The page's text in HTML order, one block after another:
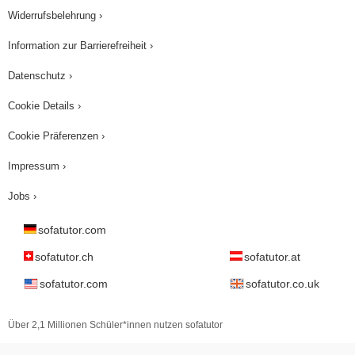
Widerrufsbelehrung ›
Information zur Barrierefreiheit ›
Datenschutz ›
Cookie Details ›
Cookie Präferenzen ›
Impressum ›
Jobs ›
sofatutor.com
sofatutor.ch sofatutor.at
sofatutor.com sofatutor.co.uk
Über 2,1 Millionen Schüler*innen nutzen sofatutor